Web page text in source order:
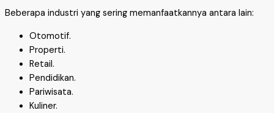
Beberapa industri yang sering memanfaatkannya antara lain:
Otomotif.
Properti.
Retail.
Pendidikan.
Pariwisata.
Kuliner.